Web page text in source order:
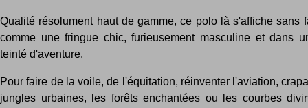
Qualité résolument haut de gamme, ce polo là s'affiche sans
comme une fringue chic, furieusement masculine et dans
teinté d'aventure.
Pour faire de la voile, de l'équitation, réinventer l'aviation,
jungles urbaines, les forêts enchantées ou les courbes